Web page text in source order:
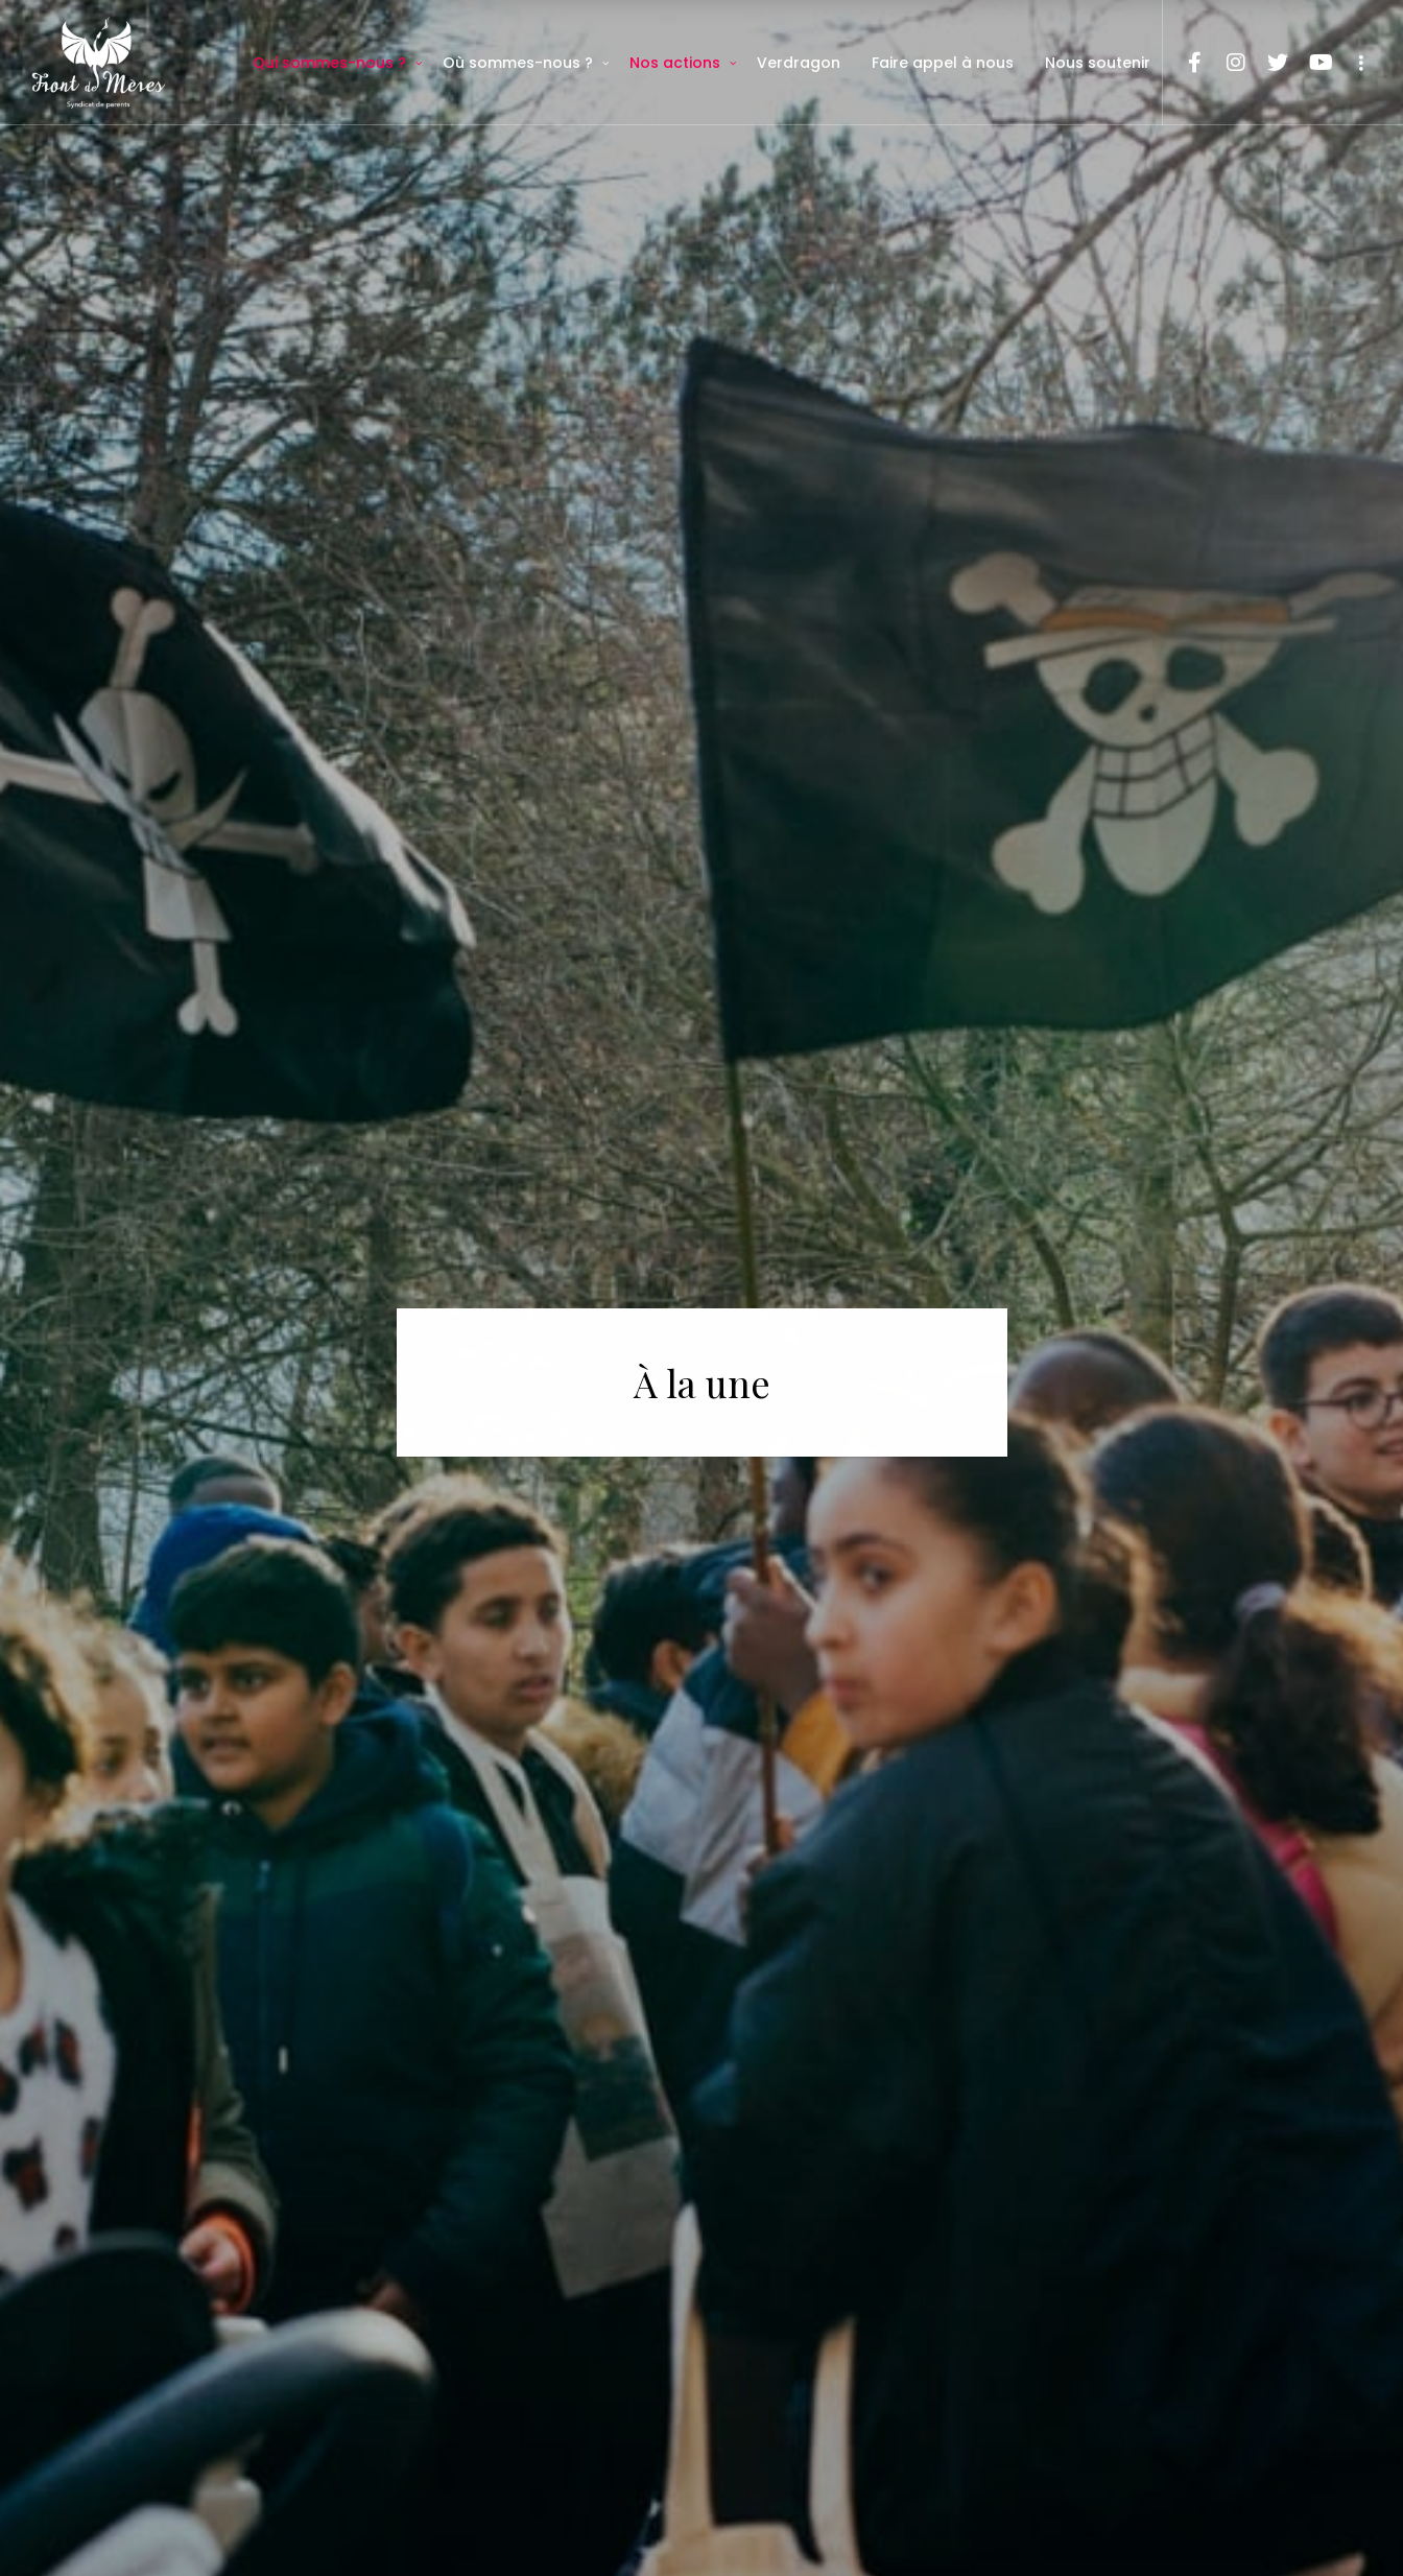
Qui sommes-nous ? Où sommes-nous ? Nos actions Verdragon Faire appel à nous Nous soutenir
À la une